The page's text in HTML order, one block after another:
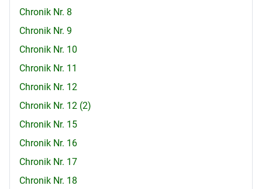
Chronik Nr. 8
Chronik Nr. 9
Chronik Nr. 10
Chronik Nr. 11
Chronik Nr. 12
Chronik Nr. 12 (2)
Chronik Nr. 15
Chronik Nr. 16
Chronik Nr. 17
Chronik Nr. 18